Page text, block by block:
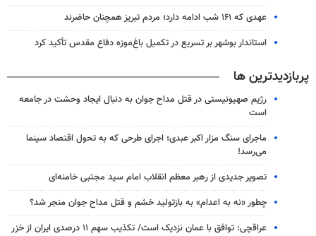
عهدی که ۱۶۱ شب ادامه دارد؛ مردم تبریز همچنان حاضرند
استاندار بوشهر بر تسریع در تکمیل باغ‌موزه دفاع مقدس تأکید کرد
پربازدیدترین ها
رژیم صهیونیستی در قتل مداح جوان به دنبال ایجاد وحشت در جامعه
است
ماجرای سنگ مزار اکبر عبدی؛ اجرای طرحی که به تحول اقتصاد سینما
می‌رسد!
تصویر جدیدی از رهبر معظم انقلاب امام سید مجتبی خامنه‌ای
چطور «نه به اعدام» به بازتولید خشم و قتل مداح جوان منجر شد؟
عراقچی: توافق با عمان نزدیک است/ تکذیب سهم ۱۱ درصدی ایران از خزر